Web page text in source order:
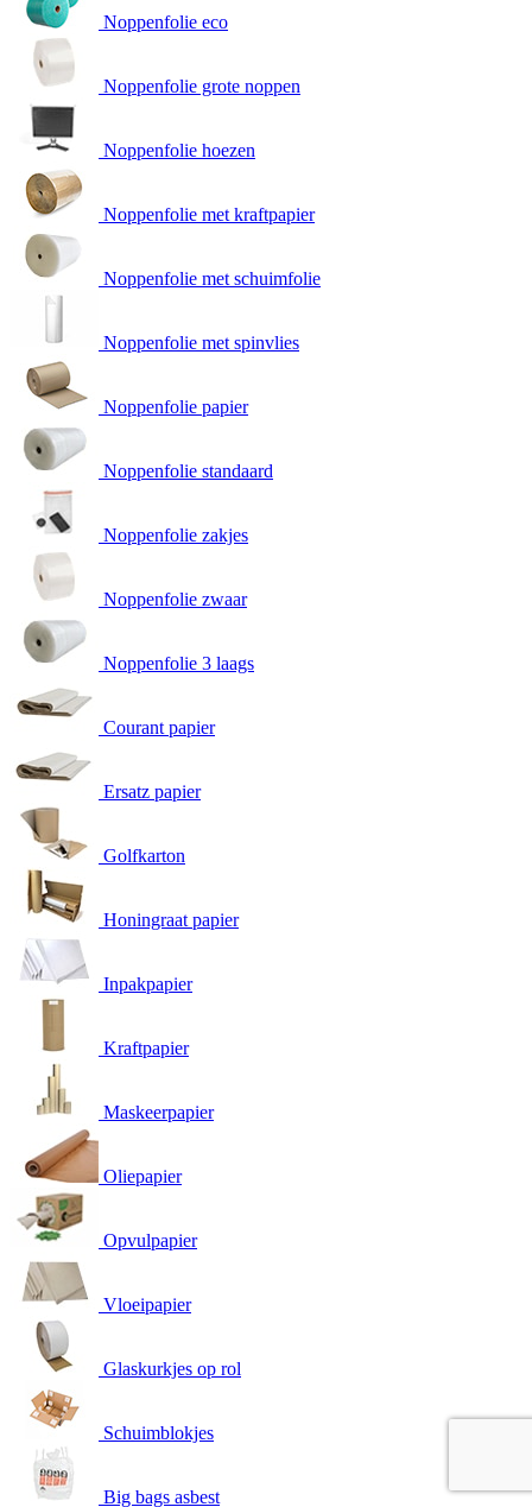
Noppenfolie eco
Noppenfolie grote noppen
Noppenfolie hoezen
Noppenfolie met kraftpapier
Noppenfolie met schuimfolie
Noppenfolie met spinvlies
Noppenfolie papier
Noppenfolie standaard
Noppenfolie zakjes
Noppenfolie zwaar
Noppenfolie 3 laags
Courant papier
Ersatz papier
Golfkarton
Honingraat papier
Inpakpapier
Kraftpapier
Maskeerpapier
Oliepapier
Opvulpapier
Vloeipapier
Glaskurkjes op rol
Schuimblokjes
Big bags asbest